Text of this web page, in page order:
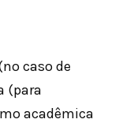
caso de
(para
acadêmica